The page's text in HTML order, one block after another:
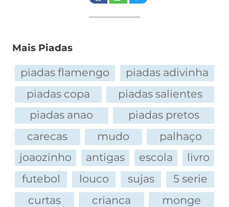
Mais Piadas
piadas flamengo
piadas adivinha
piadas copa
piadas salientes
piadas anao
piadas pretos
carecas
mudo
palhaço
joaozinho
antigas escola
livro
futebol
louco sujas
5 serie
curtas
crianca
monge